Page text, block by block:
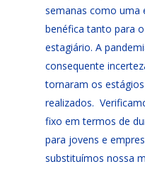
semanas como uma
benéfica tanto para
estagiário. A
consequente
tornaram os
realizados.
fixo em termos de
para jovens e
substituímos nossa